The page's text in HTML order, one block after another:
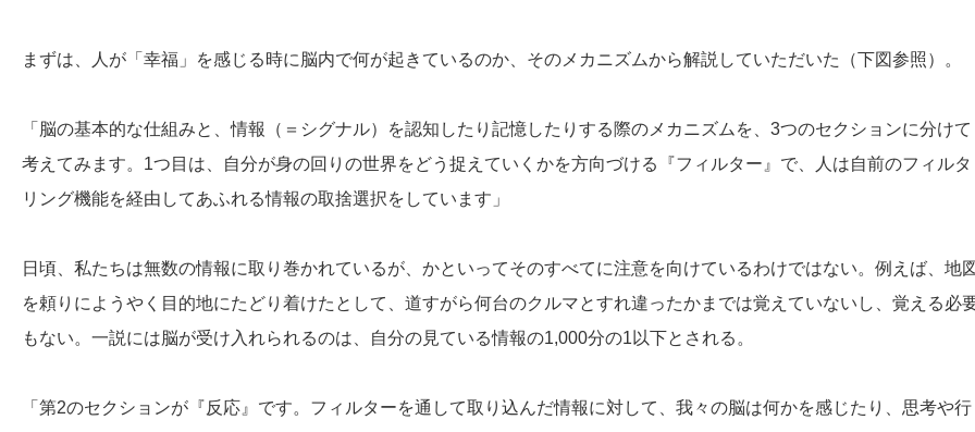
まずは、人が「幸福」を感じる時に脳内で何が起きているのか、そのメカニズムから解説していただいた（下図参照）。
「脳の基本的な仕組みと、情報（＝シグナル）を認知したり記憶したりする際のメカニズムを、3つのセクションに分けて
考えてみます。1つ目は、自分が身の回りの世界をどう捉えていくかを方向づける『フィルター』で、人は自前のフィルタ
リング機能を経由してあふれる情報の取捨選択をしています」
日頃、私たちは無数の情報に取り巻かれているが、かといってそのすべてに注意を向けているわけではない。例えば、地
を頼りにようやく目的地にたどり着けたとして、道すがら何台のクルマとすれ違ったかまでは覚えていないし、覚える必
もない。一説には脳が受け入れられるのは、自分の見ている情報の1,000分の1以下とされる。
「第2のセクションが『反応』です。フィルターを通して取り込んだ情報に対して、我々の脳は何かを感じたり、思考や行